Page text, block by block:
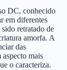
DC, conhecido
em diferentes
retratado de
amorfa. A
das
aspecto mais
o caracteriza.